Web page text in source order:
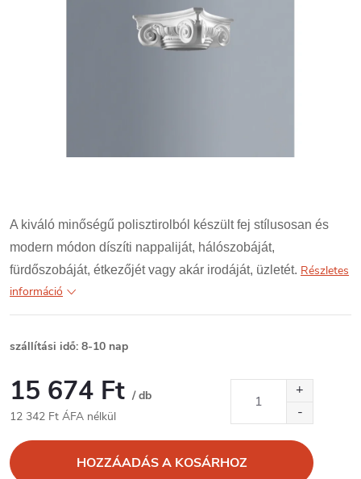
A kiváló minőségű polisztirolból készült fej stílusosan és
modern módon díszíti nappaliját, hálószobáját,
fürdőszobáját, étkezőjét vagy akár irodáját, üzletét. Részletes
információ
szállítási idő: 8-10 nap
15 674 Ft / db
12 342 Ft ÁFA nélkül
HOZZÁADÁS A KOSÁRHOZ